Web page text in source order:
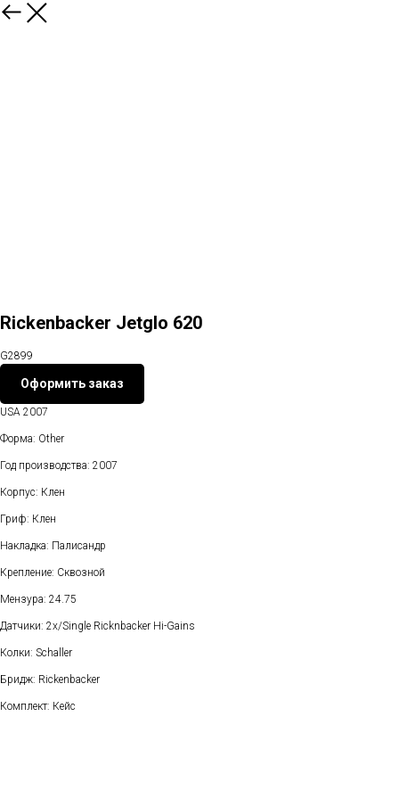
Назад
Rickenbacker Jetglo 620
G2899
Оформить заказ
USA 2007
Форма: Other
Год производства: 2007
Корпус: Клен
Гриф: Клен
Накладка: Палисандр
Крепление: Сквозной
Мензура: 24.75
Датчики: 2х/Single Ricknbacker Hi-Gains
Колки: Schaller
Бридж: Rickenbacker
Комплект: Кейс